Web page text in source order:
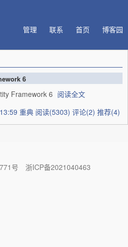
博客园
首页
联系
管理
6
Framework 6 阅读全文
重典 阅读(5303) 评论(2) 推荐(4)
号
浙ICP备2021040463